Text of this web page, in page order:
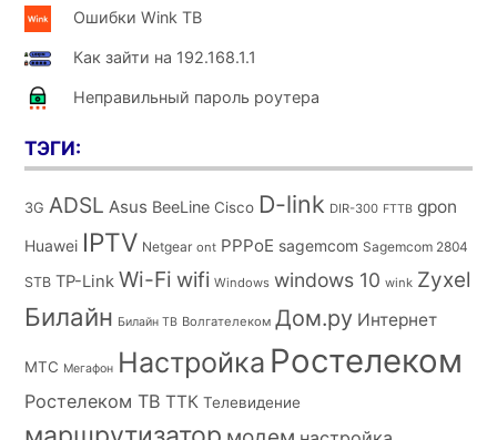
Ошибки Wink ТВ
Как зайти на 192.168.1.1
Неправильный пароль роутера
ТЭГИ:
3G ADSL Asus BeeLine Cisco D-link DIR-300 FTTB gpon
Huawei IPTV Netgear ont PPPoE sagemcom Sagemcom 2804
STB TP-Link Wi-Fi wifi Windows windows 10 wink Zyxel
Билайн Билайн ТВ Волгателеком Дом.ру Интернет
МТС Мегафон Настройка Ростелеком
Ростелеком ТВ ТТК Телевидение